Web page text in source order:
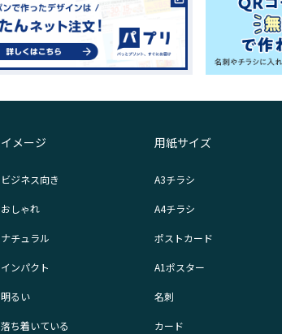
イメージ
ビジネス向き
おしゃれ
ナチュラル
インパクト
明るい
落ち着いている
用紙サイズ
A3チラシ
A4チラシ
ポストカード
A1ポスター
名刺
カード